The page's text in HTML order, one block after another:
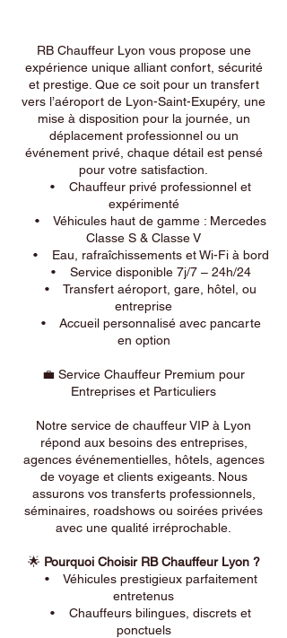
RB Chauffeur Lyon vous propose une
expérience unique alliant confort, sécurité
et prestige. Que ce soit pour un transfert
vers l’aéroport de Lyon-Saint-Exupéry, une
mise à disposition pour la journée, un
déplacement professionnel ou un
événement privé, chaque détail est pensé
pour votre satisfaction.
• Chauffeur privé professionnel et
expérimenté
• Véhicules haut de gamme : Mercedes
Classe S & Classe V
• Eau, rafraîchissements et Wi-Fi à bord
• Service disponible 7j/7 – 24h/24
• Transfert aéroport, gare, hôtel, ou
entreprise
• Accueil personnalisé avec pancarte
en option
💼 Service Chauffeur Premium pour
Entreprises et Particuliers
Notre service de chauffeur VIP à Lyon
répond aux besoins des entreprises,
agences événementielles, hôtels, agences
de voyage et clients exigeants. Nous
assurons vos transferts professionnels,
séminaires, roadshows ou soirées privées
avec une qualité irréprochable.
🌟 Pourquoi Choisir RB Chauffeur Lyon ?
• Véhicules prestigieux parfaitement
entretenus
• Chauffeurs bilingues, discrets et
ponctuels